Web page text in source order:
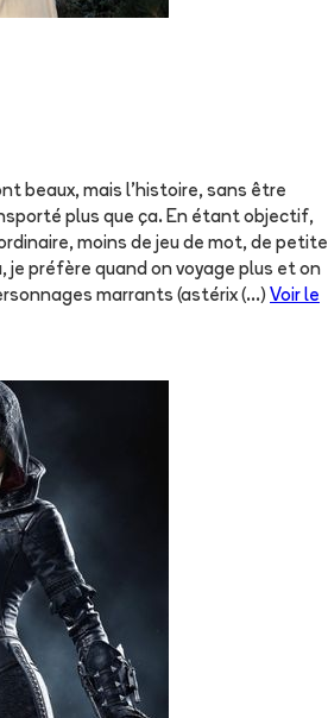
beaux, mais l'histoire, sans être
plus que ça. En étant objectif,
moins de jeu de mot, de petite
je préfère quand on voyage plus et on
marrants (astérix (...) Voir le